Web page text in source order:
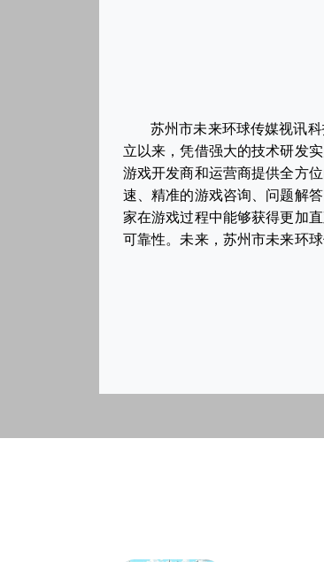
苏州市未来环球传媒视讯
立以来，凭借强大的技术研发
游戏开发商和运营商提供全方
速、精准的游戏咨询、问题解
家在游戏过程中能够获得更加
可靠性。未来，苏州市未来环